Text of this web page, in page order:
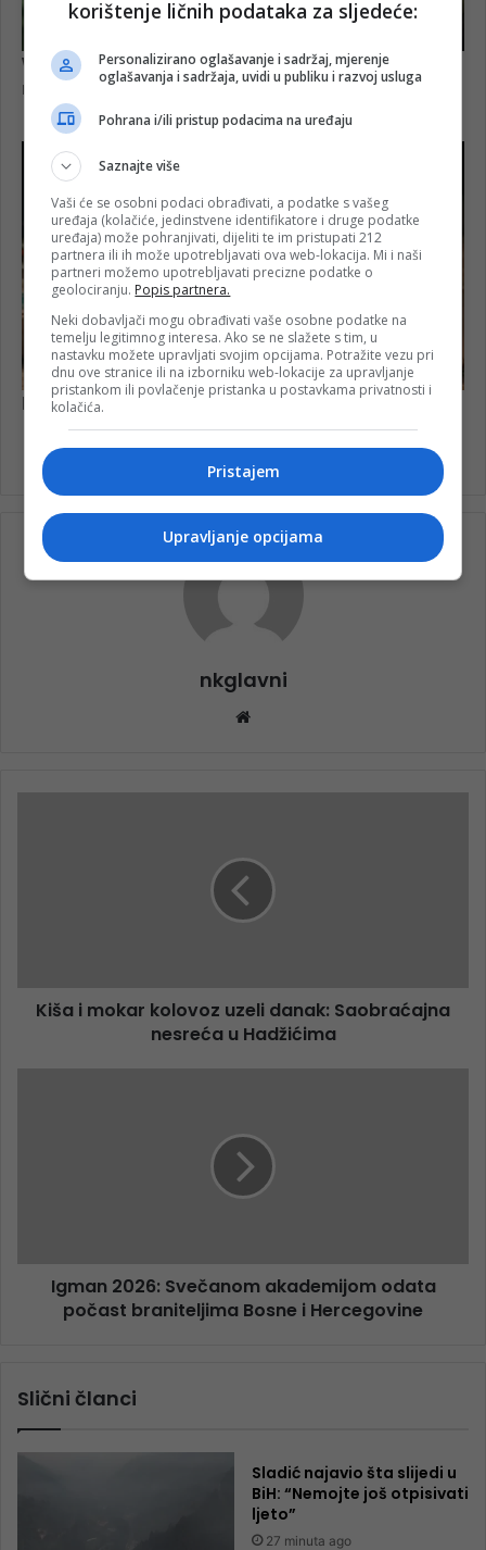
nkglavni
Kiša i mokar kolovoz uzeli danak: Saobraćajna
nesreća u Hadžićima
Igman 2026: Svečanom akademijom odata
počast braniteljima Bosne i Hercegovine
Slični članci
Sladić najavio šta slijedi u
BiH: “Nemojte još otpisivati
ljeto”
27 minuta ago
korištenje ličnih podataka za sljedeće:
Personalizirano oglašavanje i sadržaj, mjerenje
oglašavanja i sadržaja, uvidi u publiku i razvoj usluga
Pohrana i/ili pristup podacima na uređaju
Saznajte više
Vaši će se osobni podaci obrađivati, a podatke s vašeg
uređaja (kolačiće, jedinstvene identifikatore i druge podatke
uređaja) može pohranjivati, dijeliti te im pristupati 212
partnera ili ih može upotrebljavati ova web-lokacija. Mi i naši
partneri možemo upotrebljavati precizne podatke o
geolociranju. Popis partnera.
Neki dobavljači mogu obrađivati vaše osobne podatke na
temelju legitimnog interesa. Ako se ne slažete s tim, u
nastavku možete upravljati svojim opcijama. Potražite vezu pri
dnu ove stranice ili na izborniku web-lokacije za upravljanje
pristankom ili povlačenje pristanka u postavkama privatnosti i
kolačića.
Pristajem
Upravljanje opcijama